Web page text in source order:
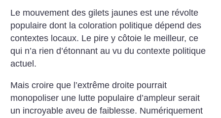
Le mouvement des gilets jaunes est une révolte
populaire dont la coloration politique dépend des
contextes locaux. Le pire y côtoie le meilleur, ce
qui n’a rien d’étonnant au vu du contexte politique
actuel.
Mais croire que l’extrême droite pourrait
monopoliser une lutte populaire d’ampleur serait
un incroyable aveu de faiblesse. Numériquement